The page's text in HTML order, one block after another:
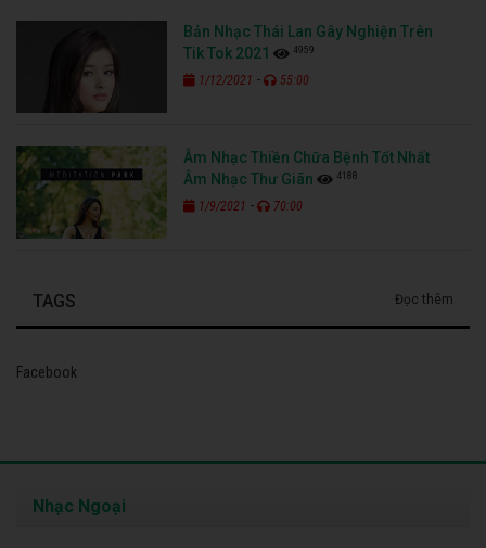
Bản Nhạc Thái Lan Gây Nghiện Trên
Tik Tok 2021
4959
1/12/2021 - 55:00
Âm Nhạc Thiền Chữa Bệnh Tốt Nhất
Âm Nhạc Thư Giãn
4188
1/9/2021 - 70:00
TAGS Đọc thêm
Facebook
Nhạc Ngoại